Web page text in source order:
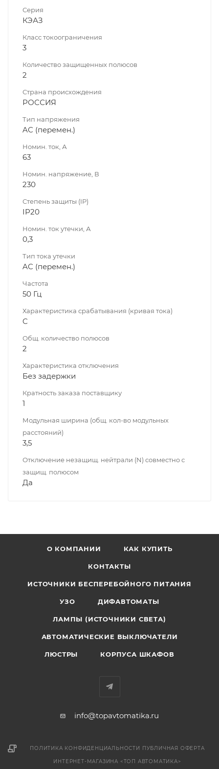
Серия
КЭАЗ
Класс токоограничения
3
Количество защищенных полюсов
2
Страна происхождения
РОССИЯ
Тип напряжения
AC (перемен.)
Номин. ток, А
63
Номин. напряжение, В
230
Степень защиты (IP)
IP20
Номин. ток утечки, А
0,3
Тип тока утечки
AC (перемен.)
Частота
50 Гц
Характеристика срабатывания (кривая тока)
C
Общ. количество полюсов
2
Характеристика отключения
Без задержки
Кратность заказа поставщику
1
Модульная ширина (общ. кол-во модульных
расстояний)
3,5
Отключение незащищ. нейтрали (N) совместно с
защищ. полюсом
Да
О КОМПАНИИ КАК КУПИТЬ
КОНТАКТЫ
ИСТОЧНИКИ БЕСПЕРЕБОЙНОГО ПИТАНИЯ
УЗО ДИФАВТОМАТЫ
ЛАМПЫ (ИСТОЧНИКИ СВЕТА)
АВТОМАТИЧЕСКИЕ ВЫКЛЮЧАТЕЛИ
ЛЮСТРЫ КОРПУСА ШКАФОВ
info@topavtomatika.ru
ПОЛИТИКА КОНФИДЕНЦИАЛЬНОСТИ ПУБЛИЧНАЯ ОФЕРТА
ИНТЕРНЕТ-МАГАЗИНА <ТОП АВТОМАТИКА>